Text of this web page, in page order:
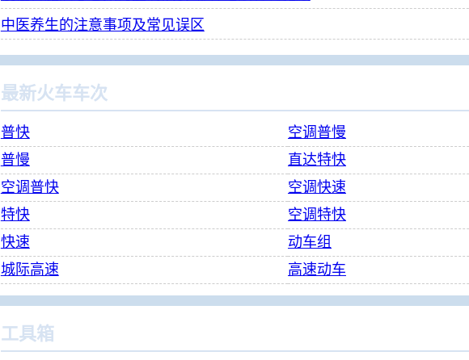
中医养生的注意事项及常见误区
最新火车车次
普快
空调普慢
普慢
直达特快
空调普快
空调快速
特快
空调特快
快速
动车组
城际高速
高速动车
工具箱